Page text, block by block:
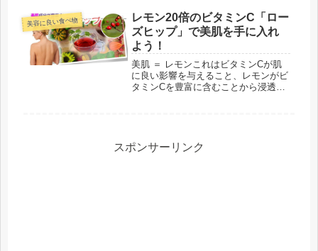
た。色々な料理に用いれば健康アッ
プ！美容にも最適と盛り上がりを見せ
てい...
美容に良い食べ物
レモン20倍のビタミンC「ロー
ズヒップ」で美肌を手に入れ
よう！
美肌 ＝ レモンこれはビタミンCが肌
に良い影響を与えること、レモンがビ
タミンCを豊富に含むことから浸透し
一...
スポンサーリンク